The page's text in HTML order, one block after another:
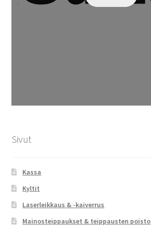
Sivut
Kassa
Kyltit
Laserleikkaus & -kaiverrus
Mainosteippaukset & teippausten poisto